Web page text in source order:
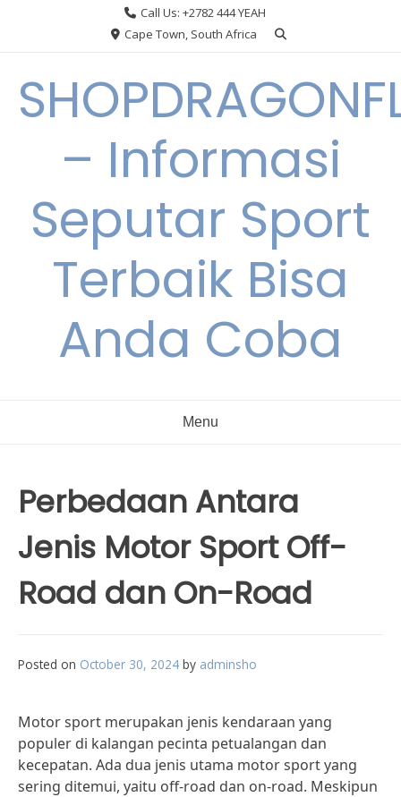
Call Us: +2782 444 YEAH
Cape Town, South Africa
– Informasi
Seputar Sport
Terbaik Bisa
Anda Coba
Menu
Perbedaan Antara
Jenis Motor Sport Off-
Road dan On-Road
Posted on October 30, 2024 by adminsho
Motor sport merupakan jenis kendaraan yang
populer di kalangan pecinta petualangan dan
kecepatan. Ada dua jenis utama motor sport yang
sering ditemui, yaitu off-road dan on-road. Meskipun